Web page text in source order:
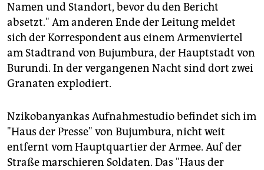
Namen und Standort, bevor du den Bericht
absetzt." Am anderen Ende der Leitung meldet
sich der Korrespondent aus einem Armenviertel
am Stadtrand von Bujumbura, der Hauptstadt von
Burundi. In der vergangenen Nacht sind dort zwei
Granaten explodiert.
Nzikobanyankas Aufnahmestudio befindet sich im
"Haus der Presse" von Bujumbura, nicht weit
entfernt vom Hauptquartier der Armee. Auf der
Straße marschieren Soldaten. Das "Haus der